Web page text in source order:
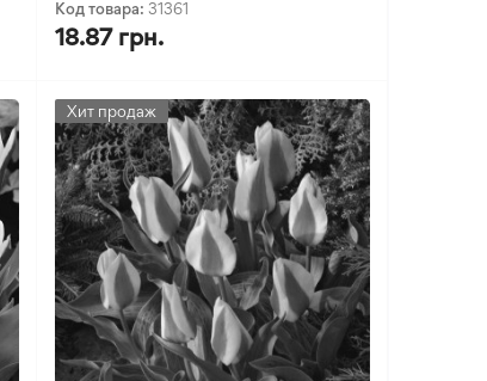
Код товара: 31361
18.87 грн.
Хит продаж